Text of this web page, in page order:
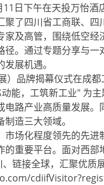
下午在天投万怡酒
了四川省工商联、
及高管，围绕低空
。通过专题分享与
展机遇。
品牌揭幕仪式在成都
能，工筑新工业" 为
路产业高质量发展
造三大领域。
场化程度领先的先进
重要平台。面对西
链接全球，汇聚优质